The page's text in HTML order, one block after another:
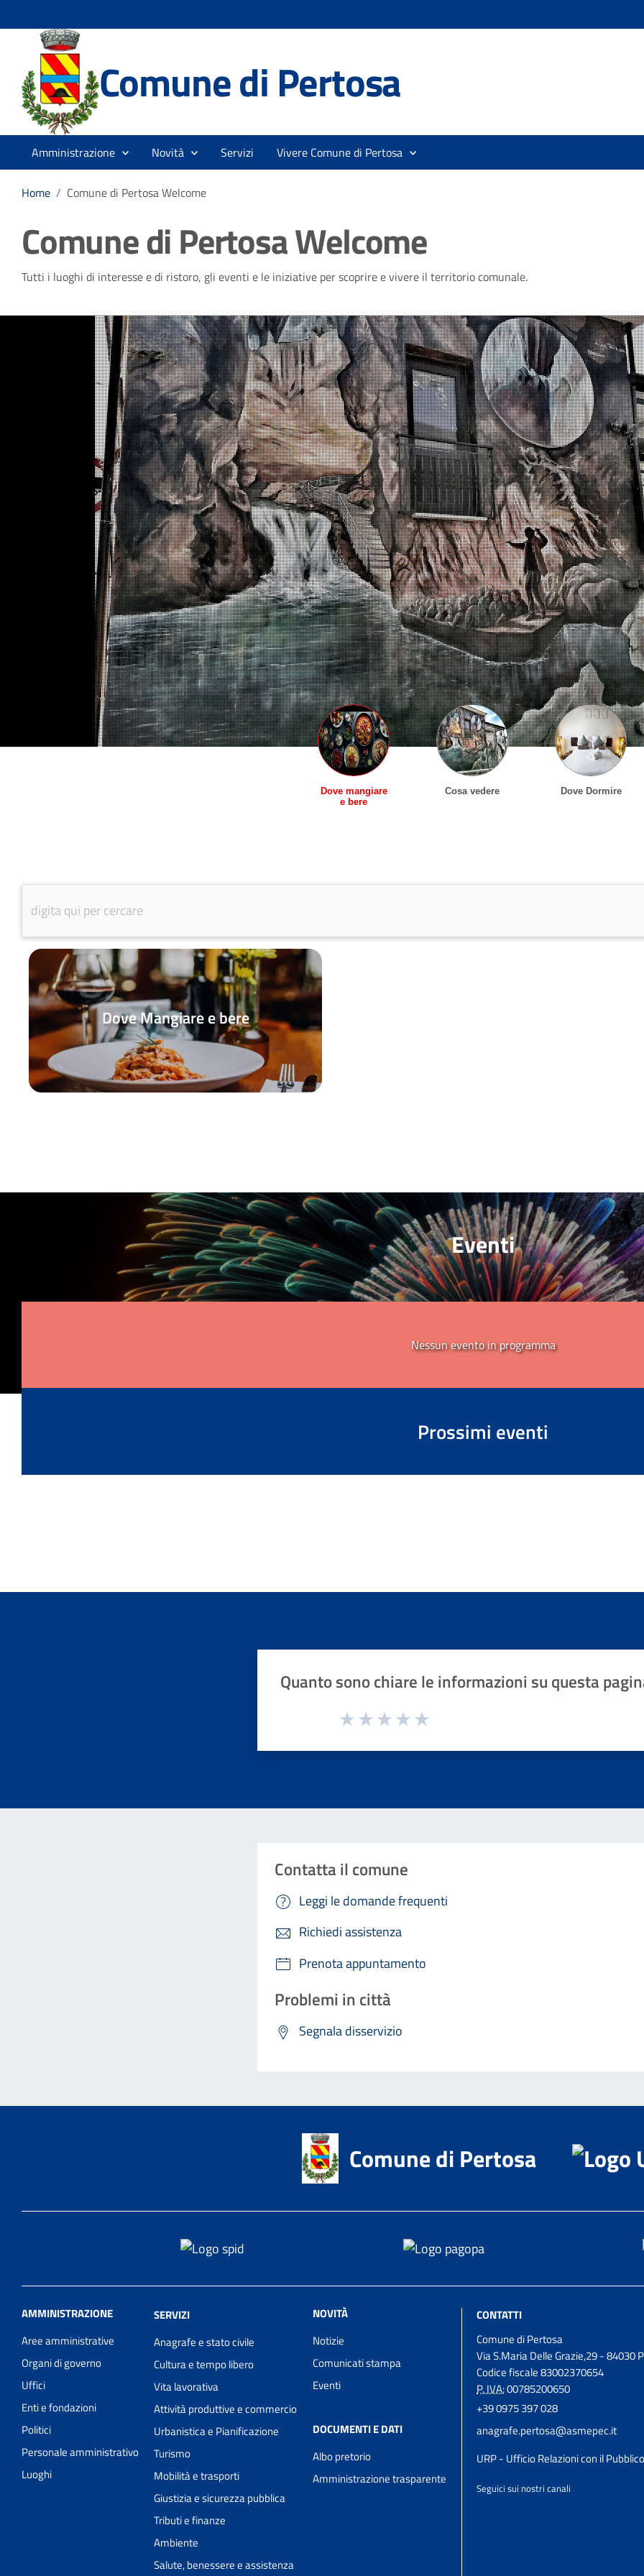
Comune di Pertosa
Amministrazione Novità Servizi Vivere Comune di Pertosa
Home / Comune di Pertosa Welcome
Comune di Pertosa Welcome
Tutti i luoghi di interesse e di ristoro, gli eventi e le iniziative per scoprire e vivere il territorio comunale.
Dove mangiare
e bere
Cosa vedere Dove Dormire
Dove Mangiare e bere
Eventi
Nessun evento in programma
Prossimi eventi
Quanto sono chiare le informazioni su questa
Valuta da 1 a 5 stelle la pagina
Contatta il comune
Leggi le domande frequenti
Richiedi assistenza
Prenota appuntamento
Problemi in città
Segnala disservizio
Comune di Pertosa
AMMINISTRAZIONE
Aree amministrative
Organi di governo
Uffici
Enti e fondazioni
Politici
Personale amministrativo
Luoghi
SERVIZI
Anagrafe e stato civile
Cultura e tempo libero
Vita lavorativa
Attività produttive e commercio
Urbanistica e Pianificazione
Turismo
Mobilità e trasporti
Giustizia e sicurezza pubblica
Tributi e finanze
Ambiente
Salute, benessere e assistenza
NOVITÀ
Notizie
Comunicati stampa
Eventi
DOCUMENTI E DATI
Albo pretorio
Amministrazione trasparente
CONTATTI
Comune di Pertosa
Via S.Maria Delle Grazie,29 - 84030
Codice fiscale 83002370654
P. IVA:00785200650
+39 0975 397 028
anagrafe.pertosa@asmepec.it
URP - Ufficio Relazioni con il Pubblico
Seguici sui nostri canali